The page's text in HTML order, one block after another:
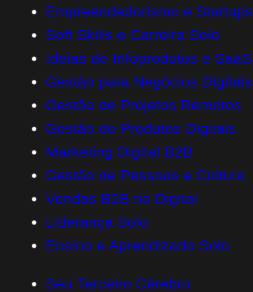
Empreendedorismo e Startups
Soft Skills e Carreira Solo
Ideias de Infoprodutos e SaaS
Gestão para Negócios Digitais
Gestão de Projetos Remotos
Gestão de Produtos Digitais
Marketing Digital B2B
Gestão de Pessoas e Cultura
Vendas B2B no Digital
Liderança Solo
Ensino e Aprendizado Solo
Seu Terceiro Cérebro